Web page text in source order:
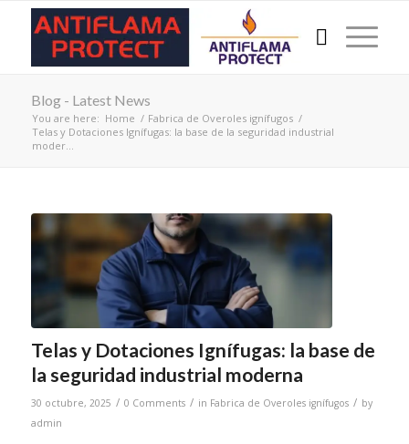
Blog - Latest News
You are here: Home / Fabrica de Overoles ignífugos /
Telas y Dotaciones Ignífugas: la base de la seguridad industrial
moder...
Telas y Dotaciones Ignífugas: la base de
la seguridad industrial moderna
30 octubre, 2025 / 0 Comments / in Fabrica de Overoles ignífugos / by
admin